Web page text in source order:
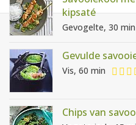
kipsaté
Gevogelte, 30 min
Gevulde
Vis, 60 min
Chips van